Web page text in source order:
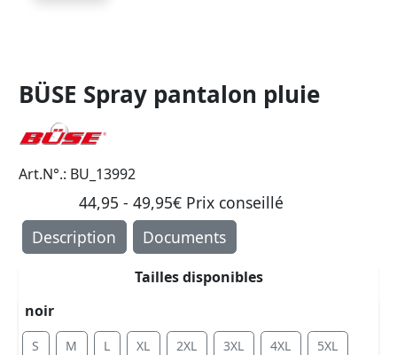
BÜSE Spray pantalon pluie
Art.N°.: BU_13992
44,95 - 49,95€ Prix ​​conseillé
Description
Documents
Tailles disponibles
noir
S M L XL 2XL 3XL 4XL 5XL